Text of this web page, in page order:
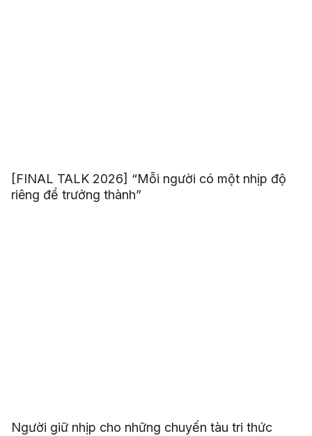
[FINAL TALK 2026] “Mỗi người có một nhịp độ
riêng để trưởng thành”
Người giữ nhịp cho những chuyến tàu tri thức